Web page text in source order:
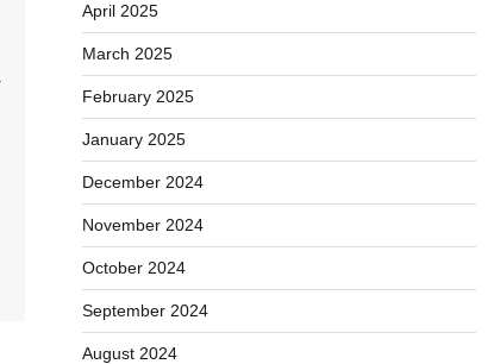
April 2025
March 2025
February 2025
January 2025
December 2024
November 2024
October 2024
September 2024
August 2024